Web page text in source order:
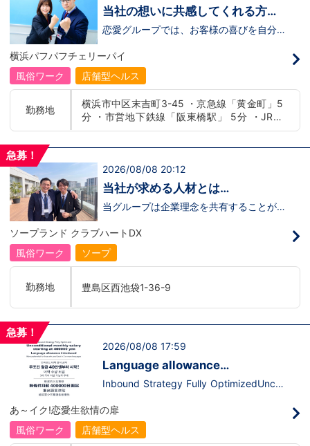
当社の想いに共感してくれる方、
大募集‼
恋愛グループでは、お客様の喜びを自分自
います！・接客が好き・お客様が笑顔にな
ると自分も嬉しい・お客様だけでなく、働
く仲間もキャストさんも笑顔になると嬉し
い・喜んで(楽しんで)もらう為にはどうし
方が当グループでは活躍の場を広げていま
す。他にも…・失敗しても諦めない！・と
にかくやる気だけは負けない！・環境を変
をあげたい！など。接客業経験がないから
ジョンの為にこうしたい！こうなりたい！
と強い意志を持ってる方にも平等にチャン
スがある職場になっています。その為、未
経験からの応募も大歓迎です。今働いてる
倒的に多いです。「ちょっと求めてる人物
像と自分は違うかも…？」と思う方もいる
と思います。ですが、よく考えてくださ
い。全てが当てはまる人の方が少ないと思
分なんです。まずは応募して、面接時にあ
なたの想いを聞かせてください。その後、
私たちの想いを説明させていただきます。
と思います。ご応募お待ちしておりま
横浜パフパフチェリーパイ
風俗ワーク
店舗型ヘルス
勤務地
横浜市中区末吉町3-45 ・京急線「黄金町」5
分 ・市営地下鉄線「阪東橋駅」 5分 ・JR線
「関内駅」15分
急募！
2026/08/08 20:12
当社が求める人材とは…
当グループは企業理念を共有することがで
神】を持っている方を求めています。さら
に！『ハピネスグループは、店舗数が増え
ます！！』つまり…【店長/幹部】の空き
枠があるってことです。実際に働いてみ
職者になれない(´;ω;｀)なんて経験はあり
ませんか？？当グループは年功序列ではな
く実力主義です。頑張り次第でいくらでも
のある方には必要な席をしっかりご用意で
入社後、最短で8ヶ月で店長になった先輩
もいます。その先輩のあとにアナタも続き
ませんか！？勿論、男性だけではなく女性
も活躍中。ハピネスグループ初の女性店長
イトレジャー業界だからといって一般大手
企業様に引けを取らない体制で取り組んで
いる会社です。そのため、誰もが安心して
入社・勤務のできる環境なのです。それで
ソープランド クラブハートDX
風俗ワーク
ソープ
勤務地 豊島区西池袋1-36-9
急募！
2026/08/08 17:59
Language allowance
introduced/推出語言津貼
Inbound Strategy Fully OptimizedUncon
00 yenLanguage allowance introduced
More preferential for those who are fluen
t in 3 or more languages인바운드 대책 철
저 공략무조건 월급 40만엔부터 시작!어
あ～イク!恋愛生欲情の扉
風俗ワーク
店舗型ヘルス